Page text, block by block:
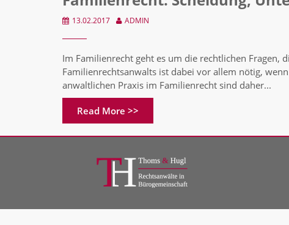
13.02.2017 ADMIN
Im Familienrecht geht es um die rechtlichen Fragen,
Familienrechtsanwalts ist dabei vor allem nötig,
anwaltlichen Praxis im Familienrecht sind daher...
Read More >>